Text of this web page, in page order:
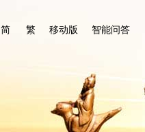
简 繁 移动版 智能问答